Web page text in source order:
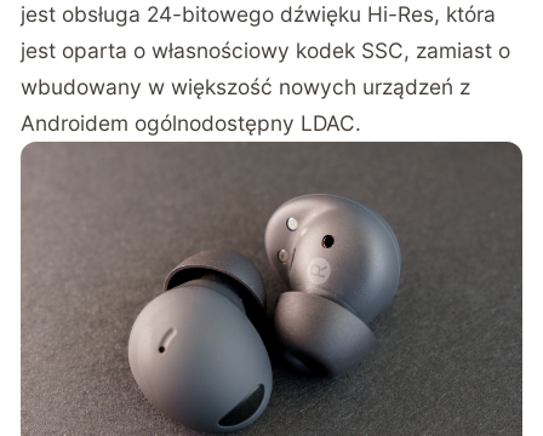
jest obsługa 24-bitowego dźwięku Hi-Res, która
jest oparta o własnościowy kodek SSC, zamiast o
wbudowany w większość nowych urządzeń z
Androidem ogólnodostępny LDAC.